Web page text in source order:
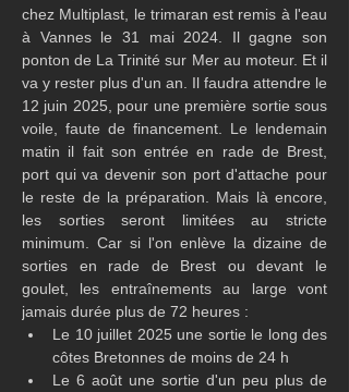
chez Multiplast, le trimaran est remis à l'eau
à Vannes le 31 mai 2024. Il gagne son
ponton de La Trinité sur Mer au moteur. Et il
va y rester plus d'un an. Il faudra attendre le
12 juin 2025, pour une première sortie sous
voile, faute de financement. Le lendemain
matin il fait son entrée en rade de Brest,
port qui va devenir son port d'attache pour
le reste de la préparation. Mais là encore,
les sorties seront limitées au stricte
minimum. Car si l'on enlève la dizaine de
sorties en rade de Brest ou devant le
goulet, les entraînements au large vont
jamais durée plus de 72 heures :
Le 10 juillet 2025 une sortie le long des
côtes Bretonnes de moins de 24 h
Le 6 août une sortie d'un peu plus de